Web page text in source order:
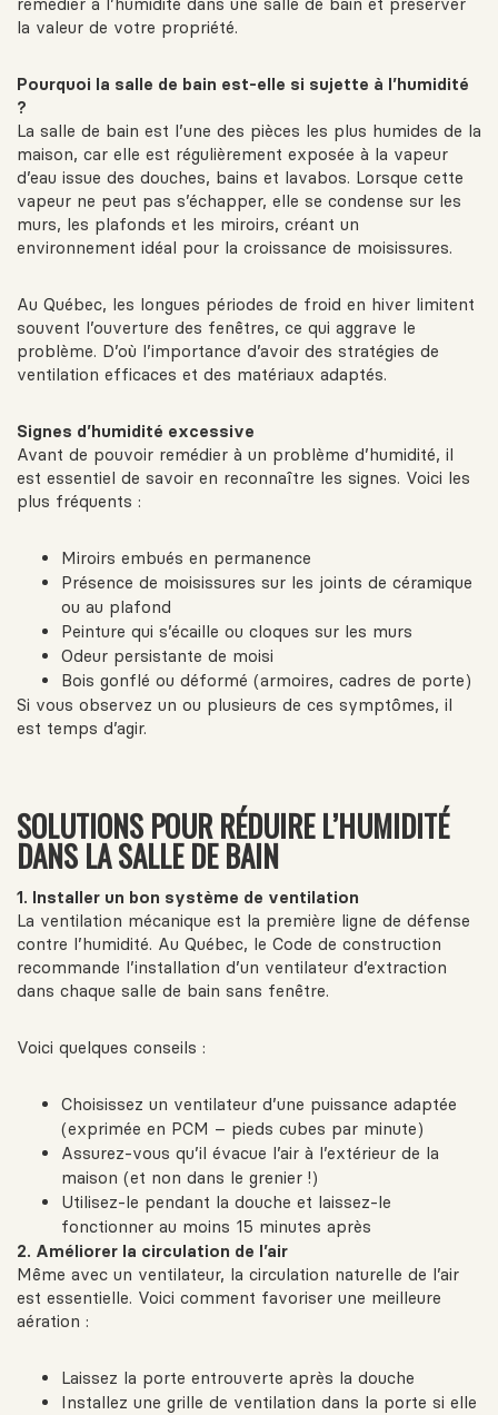
la valeur de votre propriété.
Pourquoi la salle de bain est-elle si sujette à l’humidité
?
La salle de bain est l’une des pièces les plus humides de la
maison, car elle est régulièrement exposée à la vapeur
d’eau issue des douches, bains et lavabos. Lorsque cette
vapeur ne peut pas s’échapper, elle se condense sur les
murs, les plafonds et les miroirs, créant un
environnement idéal pour la croissance de moisissures.
Au Québec, les longues périodes de froid en hiver limitent
souvent l’ouverture des fenêtres, ce qui aggrave le
problème. D’où l’importance d’avoir des stratégies de
ventilation efficaces et des matériaux adaptés.
Signes d’humidité excessive
Avant de pouvoir remédier à un problème d’humidité, il
est essentiel de savoir en reconnaître les signes. Voici les
plus fréquents :
Miroirs embués en permanence
Présence de moisissures sur les joints de céramique
ou au plafond
Peinture qui s’écaille ou cloques sur les murs
Odeur persistante de moisi
Bois gonflé ou déformé (armoires, cadres de porte)
Si vous observez un ou plusieurs de ces symptômes, il
est temps d’agir.
SOLUTIONS POUR RÉDUIRE L’HUMIDITÉ
DANS LA SALLE DE BAIN
1. Installer un bon système de ventilation
La ventilation mécanique est la première ligne de défense
contre l’humidité. Au Québec, le Code de construction
recommande l’installation d’un ventilateur d’extraction
dans chaque salle de bain sans fenêtre.
Voici quelques conseils :
Choisissez un ventilateur d’une puissance adaptée
(exprimée en PCM – pieds cubes par minute)
Assurez-vous qu’il évacue l’air à l’extérieur de la
maison (et non dans le grenier !)
Utilisez-le pendant la douche et laissez-le
fonctionner au moins 15 minutes après
2. Améliorer la circulation de l’air
Même avec un ventilateur, la circulation naturelle de l’air
est essentielle. Voici comment favoriser une meilleure
aération :
Laissez la porte entrouverte après la douche
Installez une grille de ventilation dans la porte si elle